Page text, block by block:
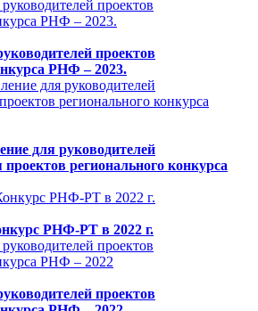
проектов
РНФ – 2023.
для руководителей
регионального конкурса
РНФ-РТ в 2022 г.
проектов